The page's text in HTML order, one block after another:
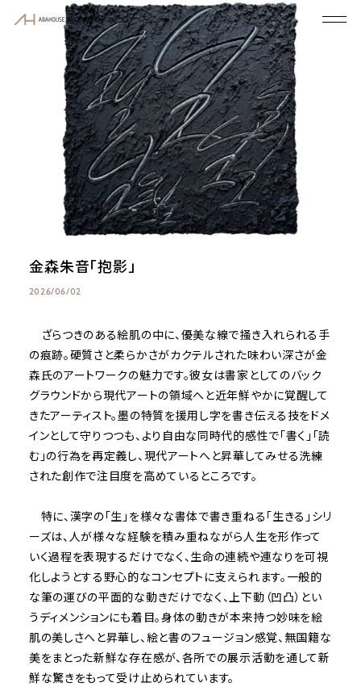
金森朱音「抱影」
2026/06/02
ざらつきのある絵肌の中に、優美な線で掻き入れられる手
の痕跡。硬質さと柔らかさがカクテルされた味わい深さが金
森氏のアートワークの魅力です。彼女は書家としてのバック
グラウンドから現代アートの領域へと近年鮮やかに覚醒して
きたアーティスト。墨の特質を援用し字を書き伝える技をドメ
インとして守りつつも、より自由な同時代的感性で「書く」「読
む」の行為を再定義し、現代アートへと昇華してみせる洗練
された創作で注目度を高めているところです。
特に、漢字の「生」を様々な書体で書き重ねる「生きる」シリ
ーズは、人が様々な経験を積み重ねながら人生を形作って
いく過程を表現するだけでなく、生命の連続や連なりを可視
化しようとする野心的なコンセプトに支えられます。一般的
な筆の運びの平面的な動きだけでなく、上下動（凹凸）とい
うディメンションにも着目。身体の動きが本来持つ妙味を絵
肌の美しさへと昇華し、絵と書のフュージョン感覚、無国籍な
美をまとった新鮮な存在感が、各所での展示活動を通して新
鮮な驚きをもって受け止められています。